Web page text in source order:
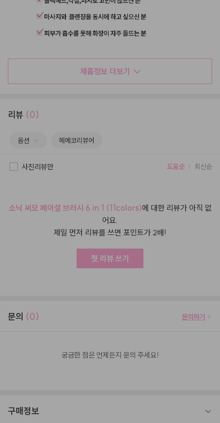
제품정보 더보기
리뷰 (0)
옵션 헤메코리뷰어
사진리뷰만 도움순 최신순
소닉 써모 페이셜 브러시 6 in 1 (11colors)에 대한 리뷰가 아직 없
어요.
제일 먼저 리뷰를 쓰면 포인트가 2배!
첫 리뷰 쓰기
문의 (0) 문의하기
궁금한 점은 언제든지 문의 주세요!
구매정보